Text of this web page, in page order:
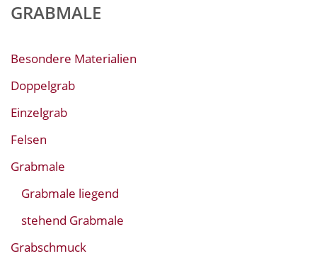
GRABMALE
Besondere Materialien
Doppelgrab
Einzelgrab
Felsen
Grabmale
Grabmale liegend
stehend Grabmale
Grabschmuck